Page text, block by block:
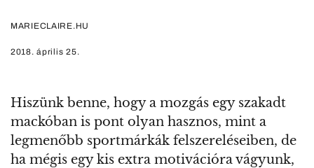
MARIECLAIRE.HU
2018. április 25.
Hiszünk benne, hogy a mozgás egy szakadt
mackóban is pont olyan hasznos, mint a
legmenőbb sportmárkák felszereléseiben, de
ha mégis egy kis extra motivációra vágyunk,